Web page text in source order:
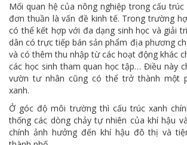
Mối quan hệ của nông nghiệp trong cấu
đơn thuần là vấn đề kinh tế. Trong trường
có thể kết hợp với đa dạng sinh học và giải
dân có trực tiếp bán sản phẩm địa phương
và có thêm thu nhập từ các hoạt động khác
các học sinh tham quan học tập… Điều này
vườn tư nhân cũng có thể trở thành một
xanh.
Ở góc độ môi trường thì cấu trúc xanh
thống các dòng chảy tự nhiên của khí hậu
chính ảnh hưởng đến khí hậu đô thị và